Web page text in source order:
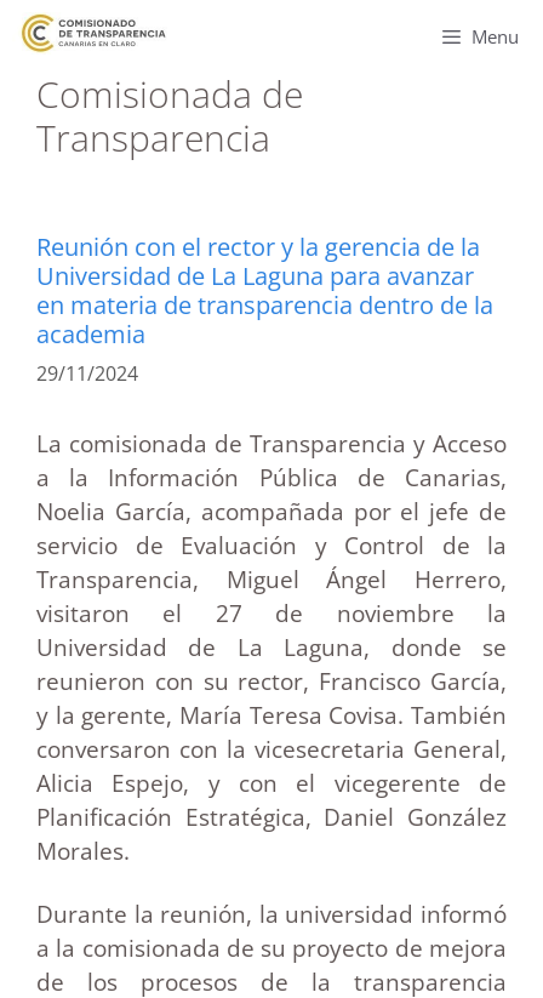
Menu
Comisionada de
Transparencia
Reunión con el rector y la gerencia de la
Universidad de La Laguna para avanzar
en materia de transparencia dentro de la
academia
29/11/2024
La comisionada de Transparencia y Acceso
a la Información Pública de Canarias,
Noelia García, acompañada por el jefe de
servicio de Evaluación y Control de la
Transparencia, Miguel Ángel Herrero,
visitaron el 27 de noviembre la
Universidad de La Laguna, donde se
reunieron con su rector, Francisco García,
y la gerente, María Teresa Covisa. También
conversaron con la vicesecretaria General,
Alicia Espejo, y con el vicegerente de
Planificación Estratégica, Daniel González
Morales.
Durante la reunión, la universidad informó
a la comisionada de su proyecto de mejora
de los procesos de la transparencia